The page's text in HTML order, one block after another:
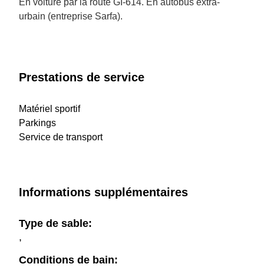
En voiture par la route GI-614. En autobus extra-
urbain (entreprise Sarfa).
Prestations de service
Matériel sportif
Parkings
Service de transport
Informations supplémentaires
Type de sable:
,
Conditions de bain: